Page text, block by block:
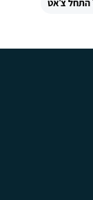
התחל צ'אט